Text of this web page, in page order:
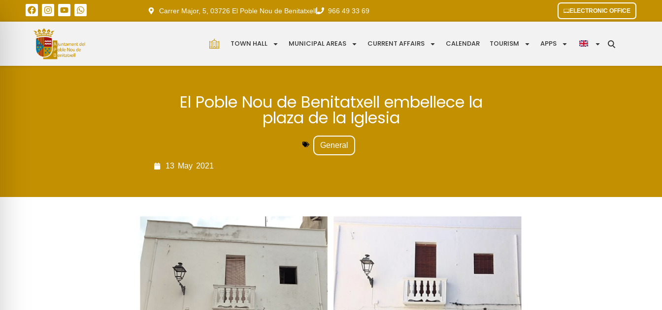
Carrer Major, 5, 03726 El Poble Nou de Benitatxell 966 49 33 69 ELECTRONIC OFFICE
TOWN HALL MUNICIPAL AREAS CURRENT AFFAIRS CALENDAR TOURISM APPS
El Poble Nou de Benitatxell embellece la
plaza de la Iglesia
General
13 May 2021